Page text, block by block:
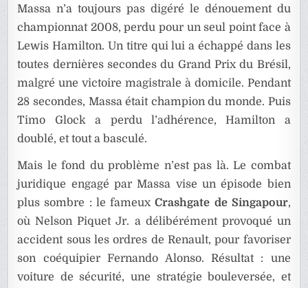
Massa n’a toujours pas digéré le dénouement du
championnat 2008, perdu pour un seul point face à
Lewis Hamilton. Un titre qui lui a échappé dans les
toutes dernières secondes du Grand Prix du Brésil,
malgré une victoire magistrale à domicile. Pendant
28 secondes, Massa était champion du monde. Puis
Timo Glock a perdu l’adhérence, Hamilton a
doublé, et tout a basculé.
Mais le fond du problème n’est pas là. Le combat
juridique engagé par Massa vise un épisode bien
plus sombre : le fameuxCrashgate de Singapour,
où Nelson Piquet Jr. a délibérément provoqué un
accident sous les ordres de Renault, pour favoriser
son coéquipier Fernando Alonso. Résultat : une
voiture de sécurité, une stratégie bouleversée, et